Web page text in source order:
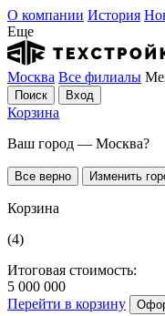
О компании История
Еще
Москва Все филиалы
Поиск Вход
Корзина
Ваш город — Москва?
Все верно Изменить
Корзина
(4)
Итоговая стоимость:
5 000 000
Перейти в корзину